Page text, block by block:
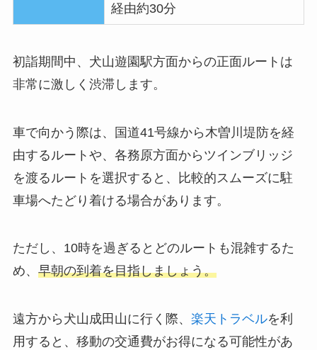
経由約30分
初詣期間中、犬山遊園駅方面からの正面ルートは
非常に激しく渋滞します。
車で向かう際は、国道41号線から木曽川堤防を経
由するルートや、各務原方面からツインブリッジ
を渡るルートを選択すると、比較的スムーズに駐
車場へたどり着ける場合があります。
ただし、10時を過ぎるとどのルートも混雑するた
め、 早朝の到着を目指しましょう。
遠方から犬山成田山に行く際、 楽天トラベルを利
用すると、移動の交通費がお得になる可能性があ